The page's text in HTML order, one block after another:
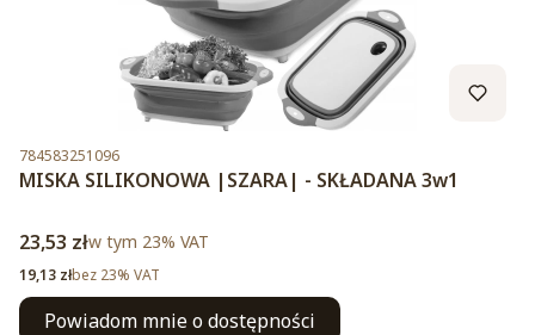
Kod produktu
784583251096
MISKA SILIKONOWA |SZARA| - SKŁADANA 3w1
Cena brutto
23,53 złw tym %s VAT
w tym 23% VAT
Cena netto
19,13 złbez 23% VAT
Powiadom mnie o dostępności